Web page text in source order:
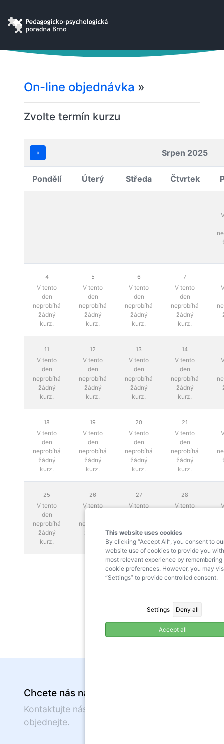
This website uses cookies
By clicking “Accept All”, you consent to
website use of cookies to provide you
most relevant experience by remembering
cookie preferences. However, you may
“Settings” to provide controlled consent.
Settings Deny all
Accept all
On-line objednávka »
Zvolte termín kurzu
« Srpen 2025
Pondělí Úterý Středa Čtvrtek
4
V tento
den
neprobíhá
žádný
kurz.
5
V tento
den
neprobíhá
žádný
kurz.
6
V tento
den
neprobíhá
žádný
kurz.
7
V tento
den
neprobíhá
žádný
kurz.
11
V tento
den
neprobíhá
žádný
kurz.
12
V tento
den
neprobíhá
žádný
kurz.
13
V tento
den
neprobíhá
žádný
kurz.
14
V tento
den
neprobíhá
žádný
kurz.
18
V tento
den
neprobíhá
žádný
kurz.
19
V tento
den
neprobíhá
žádný
kurz.
20
V tento
den
neprobíhá
žádný
kurz.
21
V tento
den
neprobíhá
žádný
kurz.
25
V tento
den
neprobíhá
žádný
kurz.
26
V tento
neprobíhá
žádný
27
V tento
žádný
kurz.
28
V tento
žádný
kurz.
Chcete nás navštívit?
Kontaktujte nás nebo se on-line
objednejte.